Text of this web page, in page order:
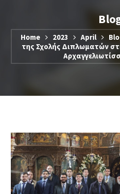
Home 2023 April
της Σχολής Διπλωματών